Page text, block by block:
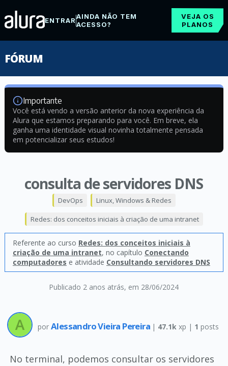
ENTRARAINDA NÃO TEM
ACESSO?
VEJA OS
PLANOS
FÓRUM
Importante
Você está vendo a versão anterior da nova experiência da
Alura que estamos preparando para você. Em breve, ela
ganha uma identidade visual novinha totalmente pensada
em potencializar seus estudos!
consulta de servidores DNS
Publicado 2 anos atrás, em 28/06/2024
DevOps Linux, Windows & Redes
Redes: dos conceitos iniciais à criação de uma intranet
Referente ao curso Redes: dos conceitos iniciais à
criação de uma intranet, no capítulo Conectando
computadores e atividade Consultando servidores DNS
por Alessandro Vieira Pereira | 47.1k xp | 1 posts
No terminal, podemos consultar os servidores